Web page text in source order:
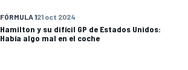
FÓRMULA 121 oct 2024
Hamilton y su difícil GP de Estados Unidos:
Había algo mal en el coche